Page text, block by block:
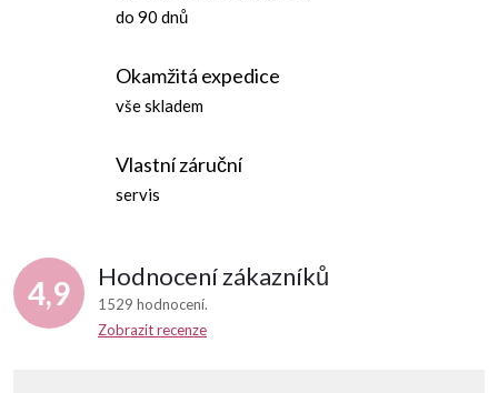
do 90 dnů
Okamžitá expedice
vše skladem
Vlastní záruční
servis
4,9 Hodnocení zákazníků
1529 hodnocení
Zobrazit recenze